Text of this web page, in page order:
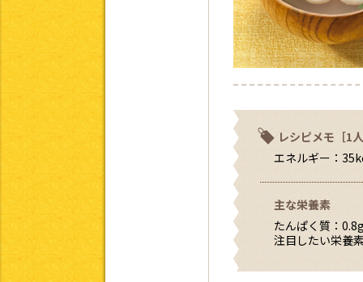
レシピメモ［1
エネルギー：
主な栄養素
たんぱく質：
注目したい栄養